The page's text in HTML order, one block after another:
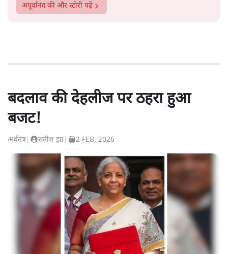
अपूर्वानंदकी और स्टोरी पढ़ें
बदलाव की देहलीज पर ठहरा हुआ
बजट!
अर्थतंत्र सतीश झा 2 FEB, 2026